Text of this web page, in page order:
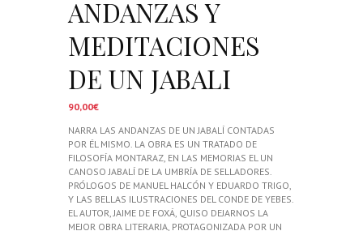
ANDANZAS Y
MEDITACIONES
DE UN JABALI
90,00€
NARRA LAS ANDANZAS DE UN JABALÍ CONTADAS
POR ÉL MISMO. LA OBRA ES UN TRATADO DE
FILOSOFÍA MONTARAZ, EN LAS MEMORIAS EL UN
CANOSO JABALÍ DE LA UMBRÍA DE SELLADORES.
PRÓLOGOS DE MANUEL HALCÓN Y EDUARDO TRIGO,
Y LAS BELLAS ILUSTRACIONES DEL CONDE DE YEBES.
EL AUTOR, JAIME DE FOXÁ, QUISO DEJARNOS LA
MEJOR OBRA LITERARIA, PROTAGONIZADA POR UN